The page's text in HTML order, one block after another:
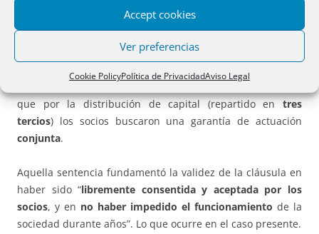
Accept cookies
Ver preferencias
Cookie PolicyPolítica de PrivacidadAviso Legal
en que se divide el capital social. A estos efectos ya el TS
en la sentencia n.º 725/1987, de 12 de noviembre, admitió
de una cláusula estatutaria en la que se elevaba
el quórum de constitución en una sociedad anónima (al 85
que por la distribución de capital (repartido entres
tercios) los socios buscaron una garantía de actuación
conjunta.
Aquella sentencia fundamentó la validez de la cláusula en
haber sido “libremente consentida y aceptada por los
socios, y en no haber impedido el funcionamiento de la
sociedad durante años”. Lo que ocurre en el caso presente.